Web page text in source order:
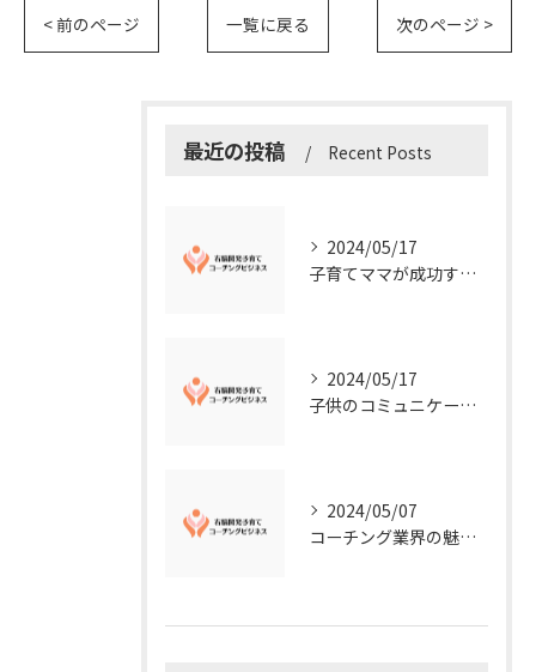
< 前のページ 一覧に戻る 次のページ >
最近の投稿 Recent Posts
2024/05/17
子育てママが成功する右脳開発子育てコーチングビジネスの秘訣
2024/05/17
子供のコミュニケーション能力を向上させる方法：右脳開発子育てコーチングビジネス業界からのアドバイス
2024/05/07
コーチング業界の魅力に迫る！今知るべきこととは？